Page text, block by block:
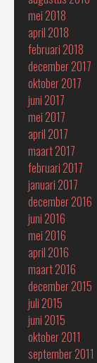
mei 2018
april 2018
februari 2018
december 2017
oktober 2017
juni 2017
mei 2017
april 2017
maart 2017
februari 2017
januari 2017
december 2016
juni 2016
mei 2016
april 2016
maart 2016
december 2015
juli 2015
juni 2015
oktober 2011
september 2011